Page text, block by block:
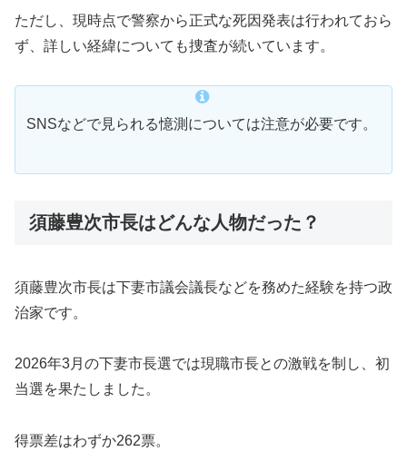
ただし、現時点で警察から正式な死因発表は行われておら
ず、詳しい経緯についても捜査が続いています。
SNSなどで見られる憶測については注意が必要です。
須藤豊次市長はどんな人物だった？
須藤豊次市長は下妻市議会議長などを務めた経験を持つ政
治家です。
2026年3月の下妻市長選では現職市長との激戦を制し、初
当選を果たしました。
得票差はわずか262票。